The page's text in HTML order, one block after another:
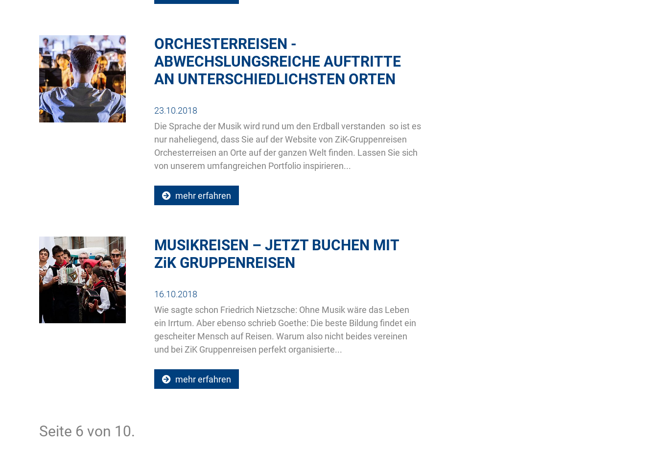
ORCHESTERREISEN -
ABWECHSLUNGSREICHE AUFTRITTE
AN UNTERSCHIEDLICHSTEN ORTEN
23.10.2018
Die Sprache der Musik wird rund um den Erdball verstanden  so ist es
nur naheliegend, dass Sie auf der Website von ZiK-Gruppenreisen
Orchesterreisen an Orte auf der ganzen Welt finden. Lassen Sie sich
von unserem umfangreichen Portfolio inspirieren...
mehr erfahren
MUSIKREISEN – JETZT BUCHEN MIT
ZiKGRUPPENREISEN
16.10.2018
Wie sagte schon Friedrich Nietzsche: Ohne Musik wäre das Leben
ein Irrtum. Aber ebenso schrieb Goethe: Die beste Bildung findet ein
gescheiter Mensch auf Reisen. Warum also nicht beides vereinen
und bei ZiK Gruppenreisen perfekt organisierte...
mehr erfahren
Seite 6 von 10.